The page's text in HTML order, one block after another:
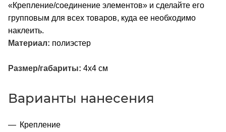
«Крепление/соединение элементов» и сделайте его
групповым для всех товаров, куда ее необходимо
наклеить.
Материал: полиэстер
Размер/габариты: 4x4 см
Варианты нанесения
Крепление